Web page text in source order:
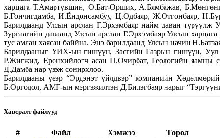
харцага Т.Амартүвшин, Ө.Бат-Орших, А.Бямбажав,
Б.Гончигдамба, И.Ёндонсамбуу, Ц.Одбаяр, Ж.Отгонбаяр,
Барилдаанд Улсын арслан Г.Эрхэмбаяр найм даван
Зургаагийн даваанд Улсын арслан Г.Эрхэмбаяр Улсын
тус амлан хаясан баййна. Энэ барилдаанд Улсын начин
Барилдааныг УИХ-ын гишүүн, Засгийн Газрын гишүүн,
Р.Жигжид, Ерөнхийлөгч асан П.Очирбат, Геологийн яамны
Д.Дамба нар үзэж сонирхлоо.
Барилдааны үеэр “Эрдэнэт үйлдвэр” компанийн
Б.Оргодол, АМГ-ын мэргэжилтэн Д.Билэгбаяр нарыг
Хавсралт файлууд
# Файл Хэмжээ
Төрөл